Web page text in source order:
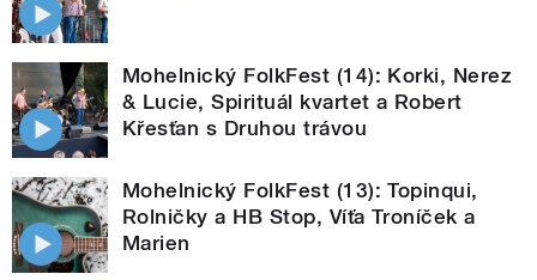
Mohelnický FolkFest (14): Korki, Nerez
& Lucie, Spirituál kvartet a Robert
Křesťan s Druhou trávou
Mohelnický FolkFest (13): Topinqui,
Rolničky a HB Stop, Víťa Troníček a
Marien